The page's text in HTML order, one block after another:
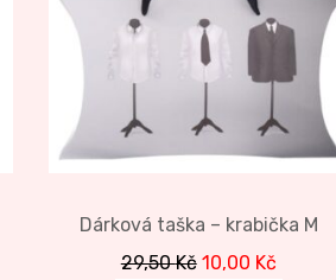
Dárková taška – krabička M
29,50Kč Original
10,00 KčCurrent